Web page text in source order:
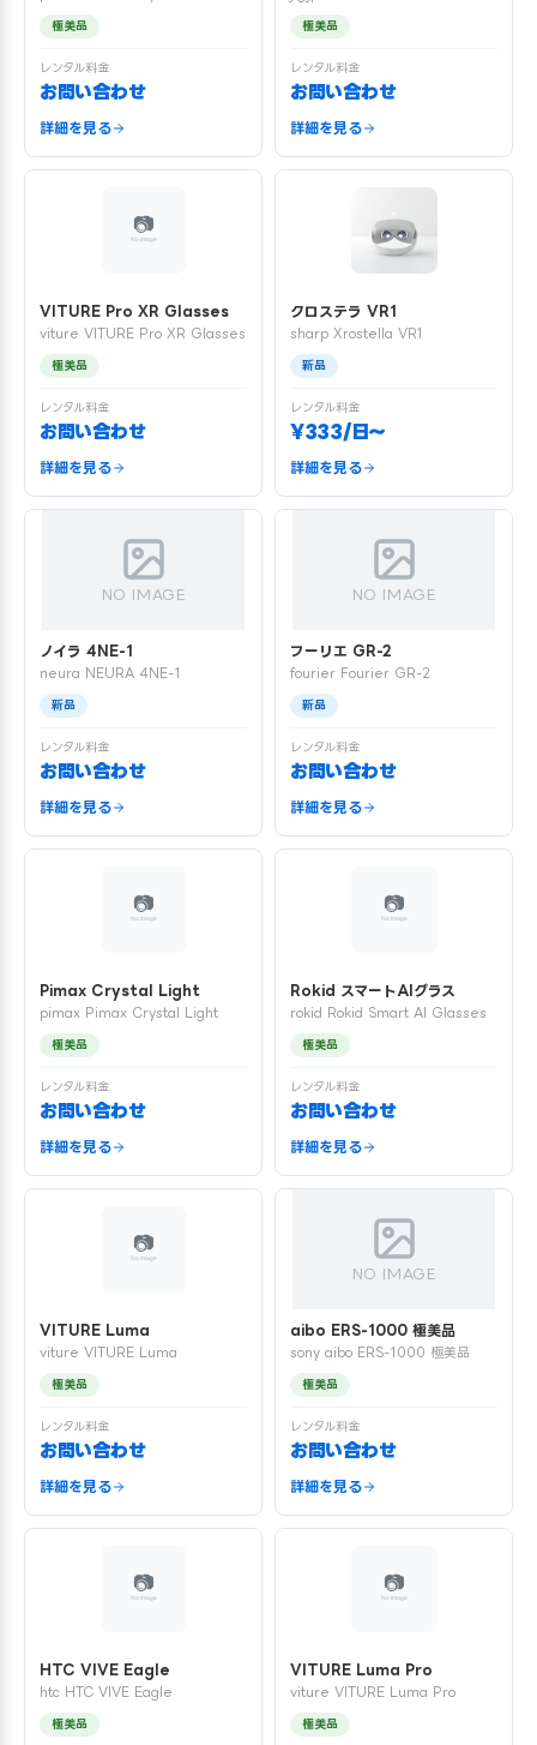
極美品
レンタル料金
お問い合わせ
詳細を見る
極美品
レンタル料金
お問い合わせ
詳細を見る
VITURE Pro XR Glasses
viture VITURE Pro XR Glasses
極美品
レンタル料金
お問い合わせ
詳細を見る
クロステラ VR1
sharp Xrostella VR1
新品
レンタル料金
¥333/日〜
詳細を見る
NO IMAGE
ノイラ 4NE-1
neura NEURA 4NE-1
新品
レンタル料金
お問い合わせ
詳細を見る
NO IMAGE
フーリエ GR-2
fourier Fourier GR-2
新品
レンタル料金
お問い合わせ
詳細を見る
Pimax Crystal Light
pimax Pimax Crystal Light
極美品
レンタル料金
お問い合わせ
詳細を見る
Rokid スマートAIグラス
rokid Rokid Smart AI Glasses
極美品
レンタル料金
お問い合わせ
詳細を見る
VITURE Luma
viture VITURE Luma
極美品
レンタル料金
お問い合わせ
詳細を見る
NO IMAGE
aibo ERS-1000 極美品
sony aibo ERS-1000 極美品
極美品
レンタル料金
お問い合わせ
詳細を見る
HTC VIVE Eagle
htc HTC VIVE Eagle
極美品
VITURE Luma Pro
viture VITURE Luma Pro
極美品